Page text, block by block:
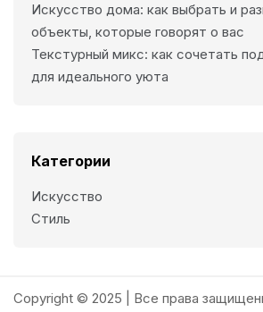
Искусство дома: как выбрать и
объекты, которые говорят о вас
Текстурный микс: как сочетать
для идеального уюта
Категории
Искусcтво
Стиль
Copyright © 2025 | Все права